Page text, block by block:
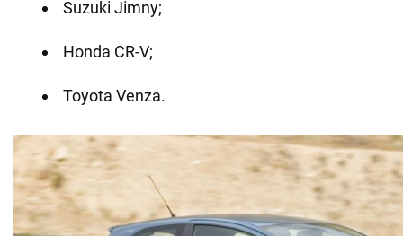
Suzuki Jimny;
Honda CR-V;
Toyota Venza.